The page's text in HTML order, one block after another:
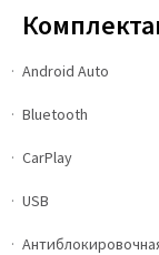
Android Auto
Bluetooth
CarPlay
USB